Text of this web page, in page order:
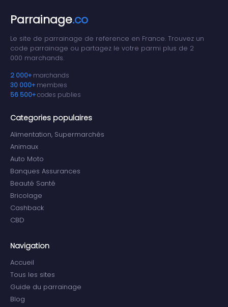
Parrainage.co
Le site de parrainage de reference en France. Trouvez un
code parrainage ou partagez le votre parmi plus de 2
000 marchands.
2 000+ marchands
30 000+ membres
56 500+codes publies
Categories populaires
Alimentation, Supermarchés
Animaux
Auto Moto
Banques Assurances
Beauté Santé
Bricolage
Cashback
CBD
Navigation
Accueil
Tous les sites
Guide du parrainage
Blog